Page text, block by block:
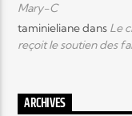
Mary-C
taminielianedans Le
reçoit le soutien des
ARCHIVES